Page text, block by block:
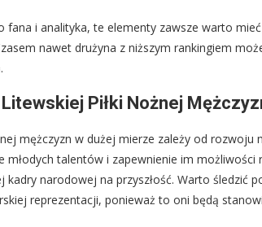
i analityka, te elementy zawsze warto
nawet drużyna z niższym rankingiem
Piłki Nożnej
mężczyzn w dużej mierze zależy od
młodych talentów i zapewnienie im
kadry narodowej na przyszłość. Warto śledzić
reprezentacji, ponieważ to oni będą